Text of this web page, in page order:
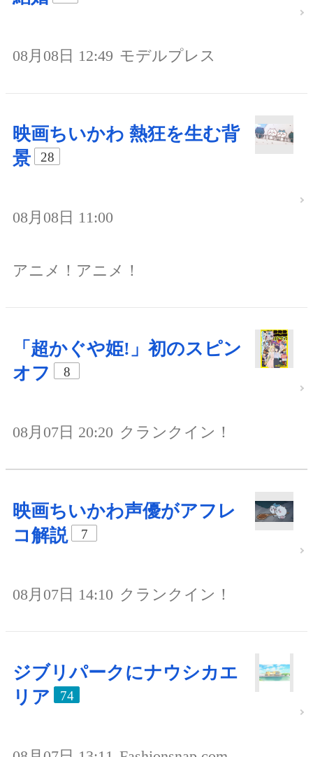
08月08日 12:49 モデルプレス
映画ちいかわ 熱狂を生む背
景
28
08月08日 11:00
アニメ！アニメ！
「超かぐや姫!」初のスピン
オフ
8
08月07日 20:20 クランクイン！
映画ちいかわ声優がアフレ
コ解説
7
08月07日 14:10 クランクイン！
ジブリパークにナウシカエ
リア
74